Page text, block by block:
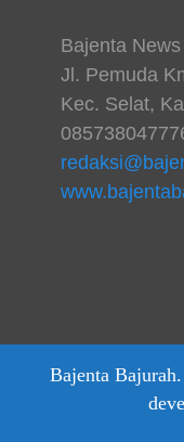
Bajenta News
Jl. Pemuda
Kec. Selat,
Bajenta